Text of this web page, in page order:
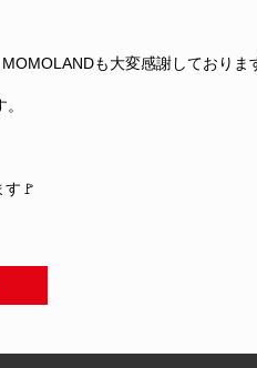
も大変感謝しておりま
🚩